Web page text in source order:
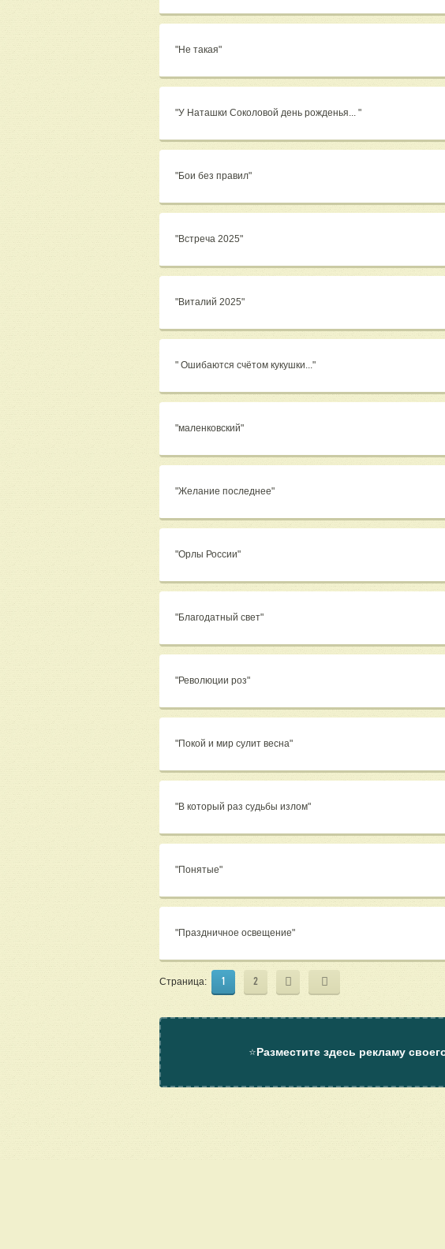
"Не такая"
"У Наташки Соколовой день рожденья... "
"Бои без правил"
"Встреча 2025"
"Виталий 2025"
" Ошибаются счётом кукушки..."
"маленковский"
"Желание последнее"
"Орлы России"
"Благодатный свет"
"Революции роз"
"Покой и мир сулит весна"
"В который раз судьбы излом"
"Понятые"
"Праздничное освещение"
Страница: 1 2
⭐Разместите здесь рекламу